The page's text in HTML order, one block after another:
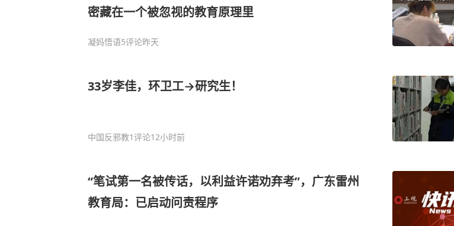
密藏在一个被忽视的教育原理里
凝妈悟语5评论昨天
33岁李佳，环卫工→研究生！
中国反邪教1评论12小时前
“笔试第一名被传话，以利益许诺劝弃考”，广东雷州
教育局：已启动问责程序